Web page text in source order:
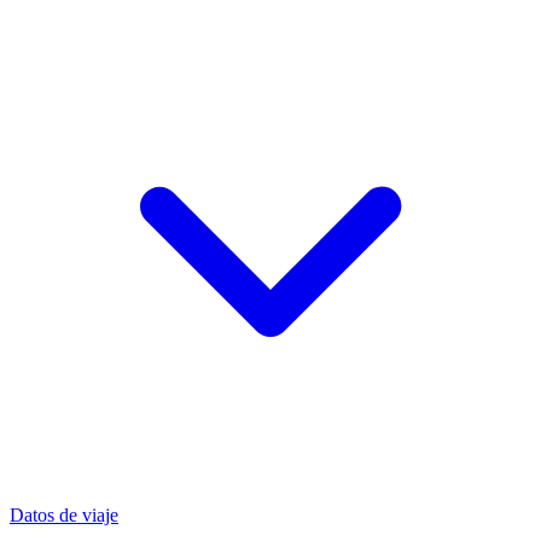
Datos de viaje